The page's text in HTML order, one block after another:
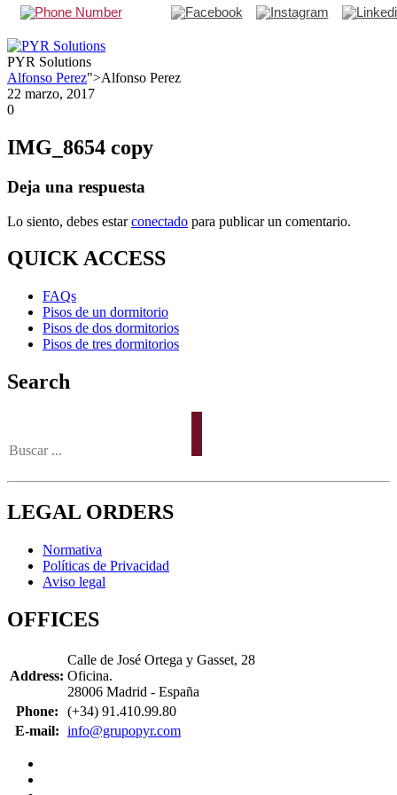
PYR Solutions
Alfonso Perez">Alfonso Perez
22 marzo, 2017
0
IMG_8654 copy
Deja una respuesta
Lo siento, debes estarconectado para publicar un comentario.
QUICK ACCESS
FAQs
Pisos de un dormitorio
Pisos de dos dormitorios
Pisos de tres dormitorios
Search
LEGAL ORDERS
Normativa
Políticas de Privacidad
Aviso legal
OFFICES
Address:
Calle de José Ortega y Gasset, 28
Oficina.
28006 Madrid - España
Phone:
(+34) 91.410.99.80
E-mail: info@grupopyr.com